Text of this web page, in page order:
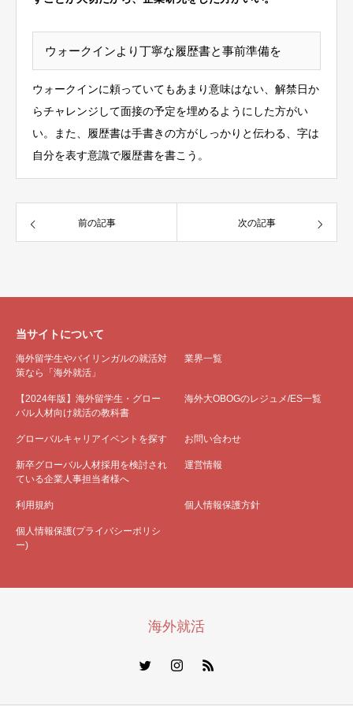
ウォークインより丁寧な履歴書と事前準備を
ウォークインに頼っていてもあまり意味はない、解禁日か
らチャレンジして面接の予定を埋めるようにした方がい
い。また、履歴書は手書きの方がしっかりと伝わる、字は
自分を表す意識で履歴書を書こう。
前の記事 次の記事
当サイトについて
海外留学生やバイリンガルの就活対
策なら「海外就活」
業界一覧
【2024年版】海外留学生・グロー
バル人材向け就活の教科書
海外大OBOGのレジュメ/ES一覧
グローバルキャリアイベントを探す お問い合わせ
新卒グローバル人材採用を検討され
ている企業人事担当者様へ
運営情報
利用規約 個人情報保護方針
個人情報保護(プライバシーポリシ
ー)
海外就活